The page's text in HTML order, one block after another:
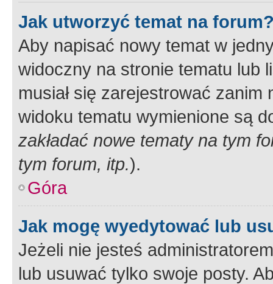
Jak utworzyć temat na
Aby napisać nowy temat w
widoczny na stronie tematu lub
musiał się zarejestrować
widoku tematu wymienione są
zakładać nowe tematy na tym
tym forum, itp.).
Góra
Jak mogę wyedytować lub
Jeżeli nie jesteś
lub usuwać tylko swoje posty.